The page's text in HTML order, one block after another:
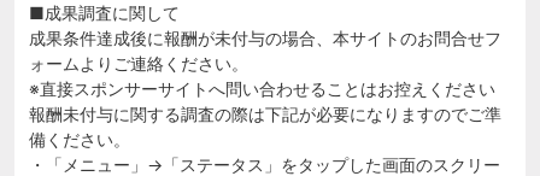
■成果調査に関して
成果条件達成後に報酬が未付与の場合、本サイトのお問合せフ
ォームよりご連絡ください。
※直接スポンサーサイトへ問い合わせることはお控えください
報酬未付与に関する調査の際は下記が必要になりますのでご準
備ください。
・「メニュー」→「ステータス」をタップした画面のスクリー